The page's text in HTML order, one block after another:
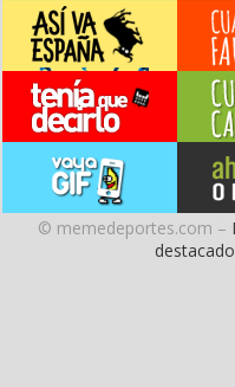
© memedeportes.com –